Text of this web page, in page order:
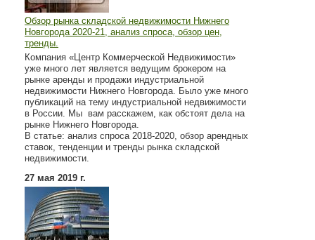
Обзор рынка складской недвижимости Нижнего
Новгорода 2020-21, анализ спроса, обзор цен,
тренды.
Компания «Центр Коммерческой Недвижимости»
уже много лет является ведущим брокером на
рынке аренды и продажи индустриальной
недвижимости Нижнего Новгорода. Было уже много
публикаций на тему индустриальной недвижимости
в России. Мы вам расскажем, как обстоят дела на
рынке Нижнего Новгорода.
В статье: анализ спроса 2018-2020, обзор арендных
ставок, тенденции и тренды рынка складской
недвижимости.
27 мая 2019 г.